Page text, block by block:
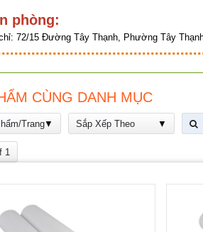
phòng:
72/15 Đường Tây Thạnh, Phường Tây
CÙNG DANH MỤC
Trang Sắp Xếp Theo
1